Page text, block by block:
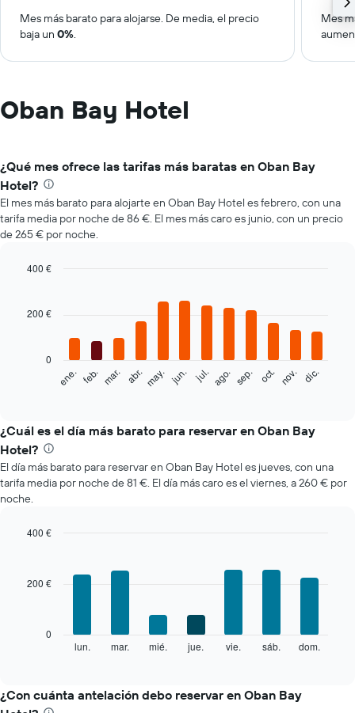
Mes más barato para alojarse. De media, el precio
baja un 0%.
Mes
Oban Bay Hotel
¿Qué mes ofrece las tarifas más baratas en Oban Bay
Hotel?
El mes más barato para alojarte en Oban Bay Hotel es febrero, con una
tarifa media por noche de 86 €. El mes más caro es junio, con un precio
de 265 € por noche.
with
siguiente
el
precio
medio
de
una
habitación
mes
muestra
El
ene. feb. mar. abr. may. jun. jul. ago. sep. oct. nov. dic.
0
200 €
400 €
¿Cuál es el día más barato para reservar en Oban Bay
Hotel?
El día más barato para reservar en Oban Bay Hotel es jueves, con una
tarifa media por noche de 81 €. El día más caro es el viernes, a 260 € por
noche.
el
precio
lun. mar. mié. jue. vie. sáb. dom.
0
200 €
400 €
¿Con cuánta antelación debo reservar en Oban Bay